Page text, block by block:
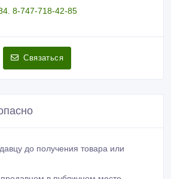
8-747-718-42-85
Связаться
до получения товара или
в публичном месте